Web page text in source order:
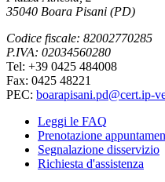
35040 Boara Pisani (PD)
Codice fiscale: 82002770285
P.IVA: 02034560280
Tel: +39 0425 484008
Fax: 0425 48221
PEC: boarapisani.pd@cert.ip-
Leggi le FAQ
Prenotazione
Segnalazione disservizio
Richiesta d'assistenza